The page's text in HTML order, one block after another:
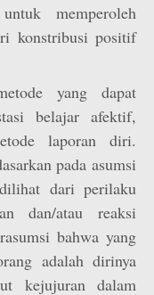
memperoleh
konstribusi positif
yang dapat
belajar afektif,
laporan diri.
pada asumsi
dari perilaku
dan/atau reaksi
bahwa yang
adalah dirinya
kejujuran dalam